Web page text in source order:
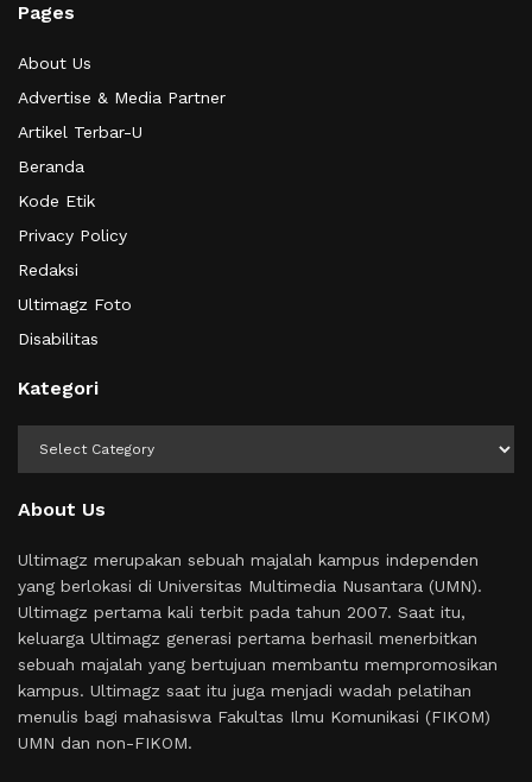
Pages
About Us
Advertise & Media Partner
Artikel Terbar-U
Beranda
Kode Etik
Privacy Policy
Redaksi
Ultimagz Foto
Disabilitas
Kategori
About Us
Ultimagz merupakan sebuah majalah kampus independen
yang berlokasi di Universitas Multimedia Nusantara (UMN).
Ultimagz pertama kali terbit pada tahun 2007. Saat itu,
keluarga Ultimagz generasi pertama berhasil menerbitkan
sebuah majalah yang bertujuan membantu mempromosikan
kampus. Ultimagz saat itu juga menjadi wadah pelatihan
menulis bagi mahasiswa Fakultas Ilmu Komunikasi (FIKOM)
UMN dan non-FIKOM.